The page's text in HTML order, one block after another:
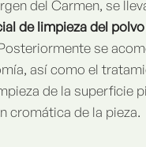
del Carmen, se
de limpieza del
se
así como el
de la superficie
cromática de la pieza.